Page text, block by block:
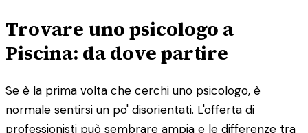
Trovare uno psicologo a
Piscina: da dove partire
Se è la prima volta che cerchi uno psicologo, è
normale sentirsi un po' disorientati. L'offerta di
professionisti può sembrare ampia e le differenze tra